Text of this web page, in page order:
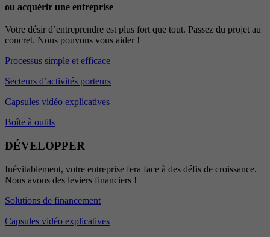
ou acquérir une entreprise
Votre désir d’entreprendre est plus fort que tout. Passez du projet au
concret. Nous pouvons vous aider !
Processus simple et efficace
Secteurs d’activités porteurs
Capsules vidéo explicatives
Boîte à outils
DÉVELOPPER
Inévitablement, votre entreprise fera face à des défis de croissance.
Nous avons des leviers financiers !
Solutions de financement
Capsules vidéo explicatives